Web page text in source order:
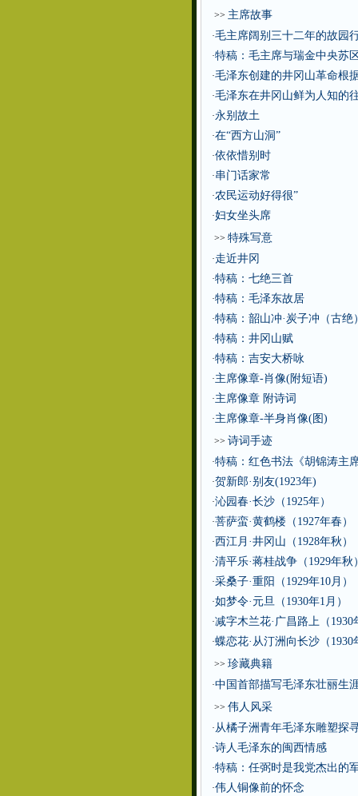
>> 主席故事
·毛主席阔别三十二年的故园
·特稿：毛主席与瑞金中央苏
·毛泽东创建的井冈山革命根
·毛泽东在井冈山鲜为人知的
·永别故土
·在“西方山洞”
·依依惜别时
·串门话家常
·农民运动好得很”
·妇女坐头席
>> 特殊写意
·走近井冈
·特稿：七绝三首
·特稿：毛泽东故居
·特稿：韶山冲·炭子冲（古绝
·特稿：井冈山赋
·特稿：吉安大桥咏
·主席像章-肖像(附短语)
·主席像章 附诗词
·主席像章-半身肖像(图)
>> 诗词手迹
·特稿：红色书法《胡锦涛主
·贺新郎·别友(1923年)
·沁园春·长沙（1925年）
·菩萨蛮·黄鹤楼（1927年春）
·西江月·井冈山（1928年秋）
·清平乐·蒋桂战争（1929年秋
·采桑子·重阳（1929年10月）
·如梦令·元旦（1930年1月）
·减字木兰花·广昌路上（1930
·蝶恋花·从汀洲向长沙（1930
>> 珍藏典籍
·中国首部描写毛泽东壮丽生
>> 伟人风采
·从橘子洲青年毛泽东雕塑探
·诗人毛泽东的闽西情感
·特稿：任弼时是我党杰出的
·伟人铜像前的怀念